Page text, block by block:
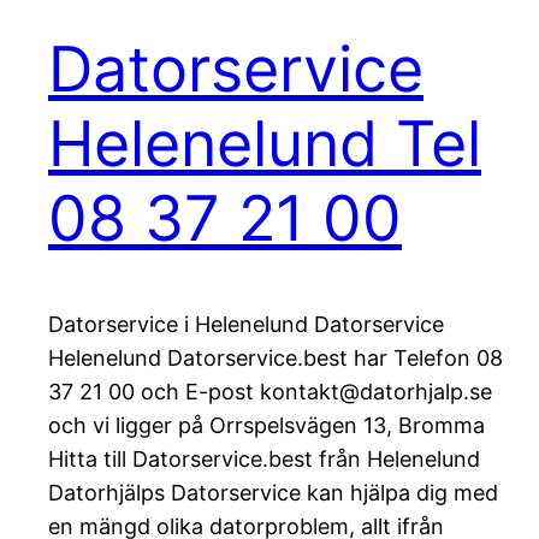
Datorservice
Helenelund Tel
08 37 21 00
Datorservice i Helenelund Datorservice
Helenelund Datorservice.best har Telefon 08
37 21 00 och E-post kontakt@datorhjalp.se
och vi ligger på Orrspelsvägen 13, Bromma
Hitta till Datorservice.best från Helenelund
Datorhjälps Datorservice kan hjälpa dig med
en mängd olika datorproblem, allt ifrån